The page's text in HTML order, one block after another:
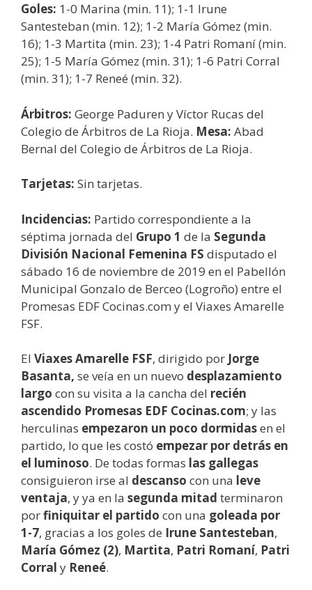
Goles: 1-0 Marina (min. 11); 1-1 Irune
Santesteban (min. 12); 1-2 María Gómez (min.
16); 1-3 Martita (min. 23); 1-4 Patri Romaní (min.
25); 1-5 María Gómez (min. 31); 1-6 Patri Corral
(min. 31); 1-7 Reneé (min. 32).
Árbitros: George Paduren y Víctor Rucas del
Colegio de Árbitros de La Rioja. Mesa: Abad
Bernal del Colegio de Árbitros de La Rioja.
Tarjetas: Sin tarjetas.
Incidencias: Partido correspondiente a la
séptima jornada del Grupo 1 de la Segunda
División Nacional Femenina FS disputado el
sábado 16 de noviembre de 2019 en el Pabellón
Municipal Gonzalo de Berceo (Logroño) entre el
Promesas EDF Cocinas.com y el Viaxes Amarelle
FSF.
El Viaxes Amarelle FSF, dirigido por Jorge
Basanta, se veía en un nuevo desplazamiento
largo con su visita a la cancha del recién
ascendido Promesas EDF Cocinas.com; y las
herculinas empezaron un poco dormidasen el
partido, lo que les costó empezar por detrás en
el luminoso. De todas formas las gallegas
consiguieron irse al descanso con una leve
ventaja, y ya en la segunda mitad terminaron
porfiniquitar el partido con una goleada por
1-7, gracias a los goles de Irune Santesteban,
María Gómez (2), Martita, Patri Romaní, Patri
Corral y Reneé.